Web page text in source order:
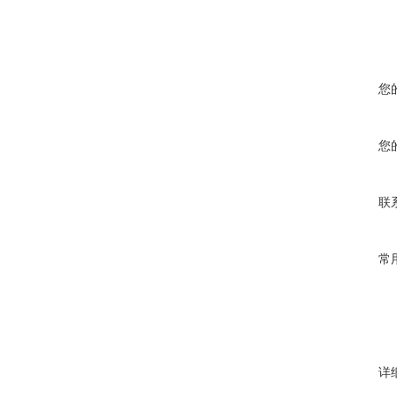
您
您
联
常
详